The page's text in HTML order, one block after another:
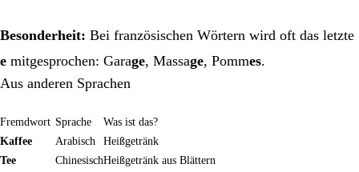
Besonderheit: Bei französischen Wörtern wird oft das letzte
e mitgesprochen: Garage, Massage, Pommes.
Aus anderen Sprachen
Fremdwort Sprache
Was ist das?
Kaffee
Arabisch
Heißgetränk
Tee
ChinesischHeißgetränk aus Blättern